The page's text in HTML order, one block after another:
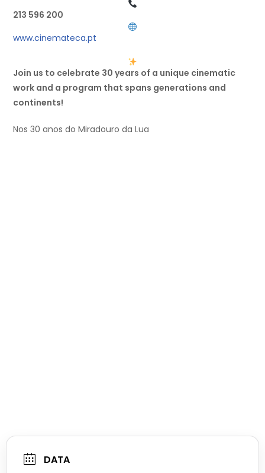
213 596 200
www.cinemateca.pt
Join us to celebrate 30 years of a unique cinematic
work and a program that spans generations and
continents!
Nos 30 anos do Miradouro da Lua
DATA